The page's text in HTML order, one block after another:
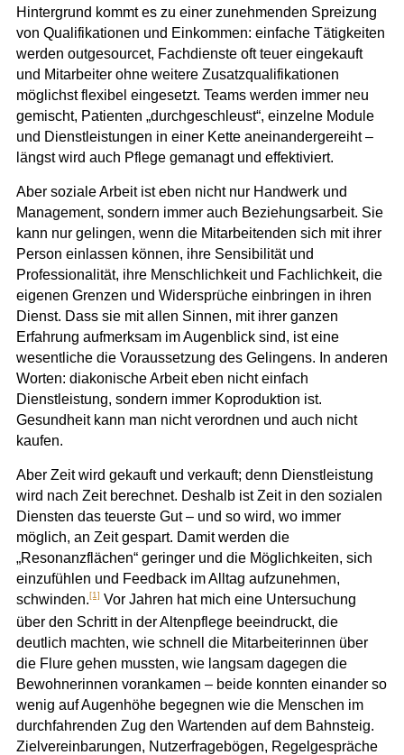
Hintergrund kommt es zu einer zunehmenden Spreizung
von Qualifikationen und Einkommen: einfache Tätigkeiten
werden outgesourcet, Fachdienste oft teuer eingekauft
und Mitarbeiter ohne weitere Zusatzqualifikationen
möglichst flexibel eingesetzt. Teams werden immer neu
gemischt, Patienten „durchgeschleust“, einzelne Module
und Dienstleistungen in einer Kette aneinandergereiht –
längst wird auch Pflege gemanagt und effektiviert.
Aber soziale Arbeit ist eben nicht nur Handwerk und
Management, sondern immer auch Beziehungsarbeit. Sie
kann nur gelingen, wenn die Mitarbeitenden sich mit ihrer
Person einlassen können, ihre Sensibilität und
Professionalität, ihre Menschlichkeit und Fachlichkeit, die
eigenen Grenzen und Widersprüche einbringen in ihren
Dienst. Dass sie mit allen Sinnen, mit ihrer ganzen
Erfahrung aufmerksam im Augenblick sind, ist eine
wesentliche die Voraussetzung des Gelingens. In anderen
Worten: diakonische Arbeit eben nicht einfach
Dienstleistung, sondern immer Koproduktion ist.
Gesundheit kann man nicht verordnen und auch nicht
kaufen.
Aber Zeit wird gekauft und verkauft; denn Dienstleistung
wird nach Zeit berechnet. Deshalb ist Zeit in den sozialen
Diensten das teuerste Gut – und sowird, wo immer
möglich, an Zeit gespart. Damitwerden die
„Resonanzflächen“ geringerund die Möglichkeiten, sich
einzufühlen und Feedback im Alltag aufzunehmen,
schwinden.[1] Vor Jahren hat mich eine Untersuchung
über den Schritt in der Altenpflege beeindruckt, die
deutlich machten, wie schnell die Mitarbeiterinnen über
die Flure gehen mussten, wie langsam dagegen die
Bewohnerinnen vorankamen – beide konnten einander so
wenig auf Augenhöhe begegnen wie die Menschen im
durchfahrenden Zug den Wartenden auf dem Bahnsteig.
Zielvereinbarungen, Nutzerfragebögen, Regelgespräche